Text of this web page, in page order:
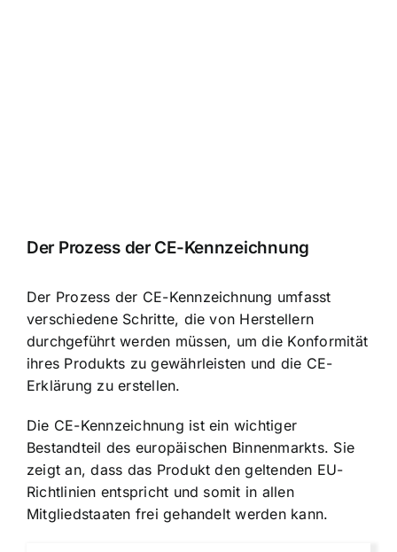
Der Prozess der CE-Kennzeichnung
Der Prozess der CE-Kennzeichnung umfasst
verschiedene Schritte, die von Herstellern
durchgeführt werden müssen, um die Konformität
ihres Produkts zu gewährleisten und die CE-
Erklärung zu erstellen.
Die CE-Kennzeichnung ist ein wichtiger
Bestandteil des europäischen Binnenmarkts. Sie
zeigt an, dass das Produkt den geltenden EU-
Richtlinien entspricht und somit in allen
Mitgliedstaaten frei gehandelt werden kann.